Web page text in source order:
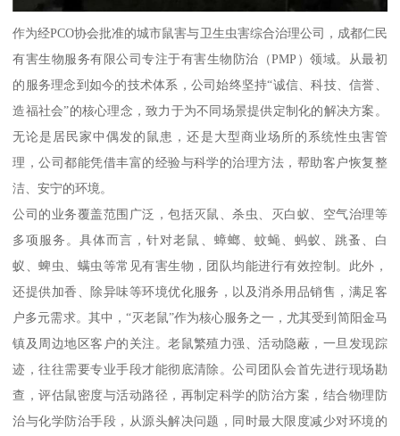
作为经PCO协会批准的城市鼠害与卫生虫害综合治理公司，成都仁民
有害生物服务有限公司专注于有害生物防治（PMP）领域。从最初
的服务理念到如今的技术体系，公司始终坚持“诚信、科技、信誉、
造福社会”的核心理念，致力于为不同场景提供定制化的解决方案。
无论是居民家中偶发的鼠患，还是大型商业场所的系统性虫害管
理，公司都能凭借丰富的经验与科学的治理方法，帮助客户恢复整
洁、安宁的环境。
公司的业务覆盖范围广泛，包括灭鼠、杀虫、灭白蚁、空气治理等
多项服务。具体而言，针对老鼠、蟑螂、蚊蝇、蚂蚁、跳蚤、白
蚁、蜱虫、螨虫等常见有害生物，团队均能进行有效控制。此外，
还提供加香、除异味等环境优化服务，以及消杀用品销售，满足客
户多元需求。其中，“灭老鼠”作为核心服务之一，尤其受到简阳金马
镇及周边地区客户的关注。老鼠繁殖力强、活动隐蔽，一旦发现踪
迹，往往需要专业手段才能彻底清除。公司团队会首先进行现场勘
查，评估鼠密度与活动路径，再制定科学的防治方案，结合物理防
治与化学防治手段，从源头解决问题，同时最大限度减少对环境的